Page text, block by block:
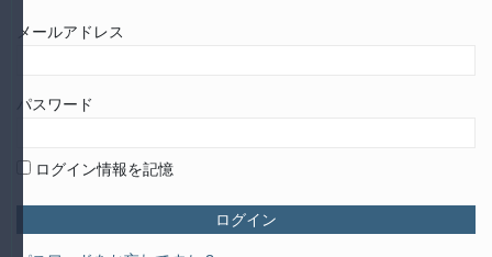
メールアドレス
パスワード
ログイン情報を記憶